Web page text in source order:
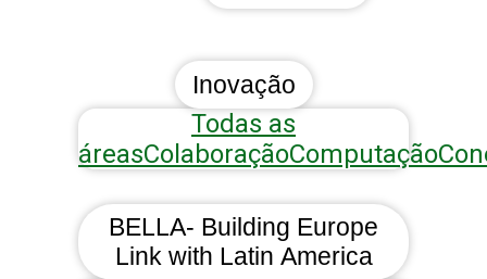
Inovação
Todas as
áreasColaboraçãoComputação
BELLA- Building Europe
Link with Latin America